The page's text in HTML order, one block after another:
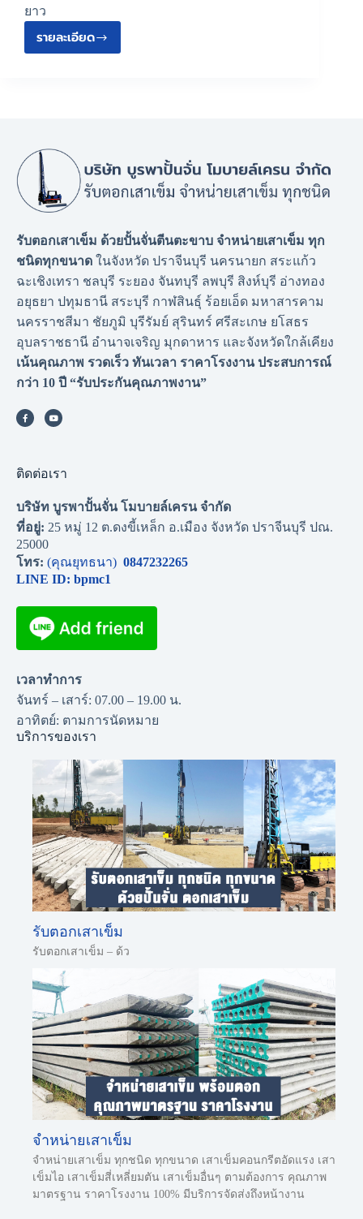
ยาว
รายละเอียด
รับตอกเสาเข็ม ด้วยปั้นจั่นตีนตะขาบ จำหน่ายเสาเข็ม ทุก
ชนิดทุกขนาด ในจังหวัด ปราจีนบุรี นครนายก สระแก้ว
ฉะเชิงเทรา ชลบุรี ระยอง จันทบุรี ลพบุรี สิงห์บุรี อ่างทอง
อยุธยา ปทุมธานี สระบุรี กาฬสินธุ์ ร้อยเอ็ด มหาสารคาม
นครราชสีมา ชัยภูมิ บุรีรัมย์ สุรินทร์ ศรีสะเกษ ยโสธร
อุบลราชธานี อำนาจเจริญ มุกดาหาร และจังหวัดใกล้เคียง
เน้นคุณภาพ รวดเร็ว ทันเวลา ราคาโรงงาน ประสบการณ์
กว่า 10 ปี “รับประกันคุณภาพงาน”
ติดต่อเรา
บริษัท บูรพาปั้นจั่น โมบายล์เครน จำกัด
ที่อยู่: 25 หมู่ 12 ต.ดงขี้เหล็ก อ.เมือง จังหวัด ปราจีนบุรี ปณ.
25000
โทร: (คุณยุทธนา) 0847232265
LINE ID: bpmc1
เวลาทำการ
จันทร์ – เสาร์: 07.00 – 19.00 น.
อาทิตย์: ตามการนัดหมาย
บริการของเรา
รับตอกเสาเข็ม
รับตอกเสาเข็ม – ด้ว
จำหน่ายเสาเข็ม
จำหน่ายเสาเข็ม ทุกชนิด ทุกขนาด เสาเข็มคอนกรีตอัดแรง เสา
เข็มไอ เสาเข็มสี่เหลี่ยมตัน เสาเข็มอื่นๆ ตามต้องการ คุณภาพ
มาตรฐาน ราคาโรงงาน 100% มีบริการจัดส่งถึงหน้างาน